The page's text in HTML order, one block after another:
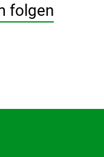
folgen